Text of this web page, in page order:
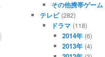
その他携帯ゲーム
テレビ(282)
ドラマ(118)
2014年 (6)
2013年 (4)